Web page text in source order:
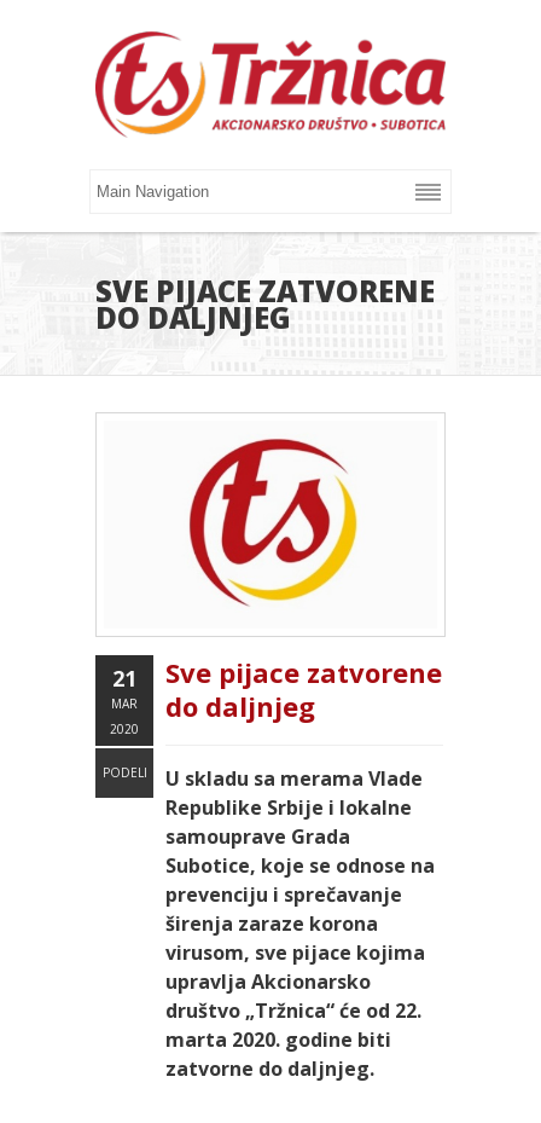
SVE PIJACE ZATVORENE
DO DALJNJEG
21
MAR
2020
PODELI
Sve pijace zatvorene
do daljnjeg
U skladu sa merama Vlade
Republike Srbije i lokalne
samouprave Grada
Subotice, koje se odnose na
prevenciju i sprečavanje
širenja zaraze korona
virusom, sve pijace kojima
upravlja Akcionarsko
društvo „Tržnica“ će od 22.
marta 2020. godine biti
zatvorne do daljnjeg.